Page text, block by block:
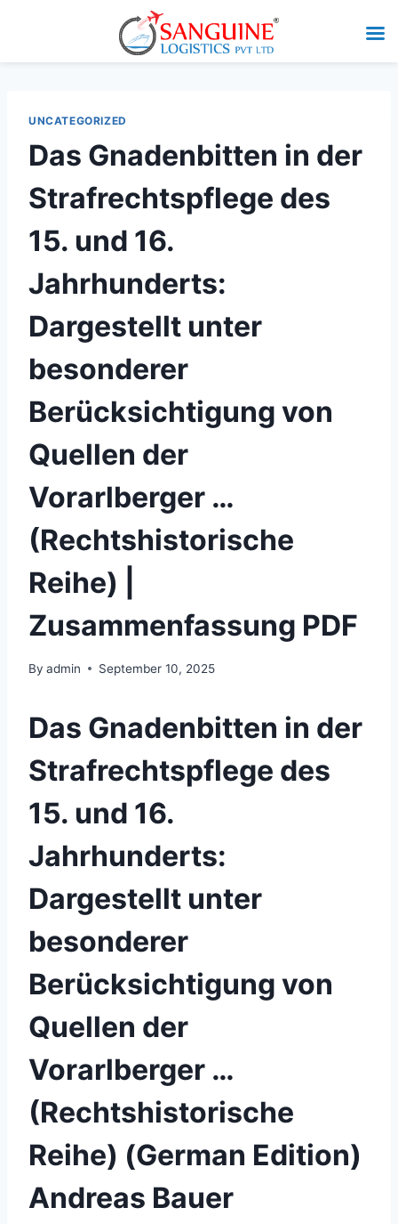
UNCATEGORIZED
Das Gnadenbitten in der
Strafrechtspflege des
15. und 16.
Jahrhunderts:
Dargestellt unter
besonderer
Berücksichtigung von
Quellen der
Vorarlberger …
(Rechtshistorische
Reihe) |
Zusammenfassung PDF
By admin September 10, 2025
Das Gnadenbitten in der
Strafrechtspflege des
15. und 16.
Jahrhunderts:
Dargestellt unter
besonderer
Berücksichtigung von
Quellen der
Vorarlberger …
(Rechtshistorische
Reihe) (German Edition)
Andreas Bauer